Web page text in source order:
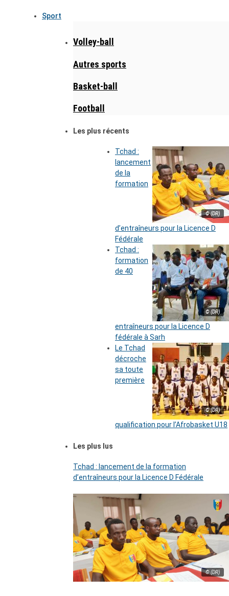
Sport
Volley-ball
Autres sports
Basket-ball
Football
Les plus récents
© (DR)
Tchad :
lancement
de la
formation
d’entraîneurs pour la Licence D
Fédérale
© (DR)
Tchad :
formation
de 40
entraîneurs pour la Licence D
fédérale à Sarh
© (DR)
Le Tchad
décroche
sa toute
première
qualification pour l’Afrobasket U18
Les plus lus
Tchad : lancement de la formation
d’entraîneurs pour la Licence D Fédérale
© (DR)